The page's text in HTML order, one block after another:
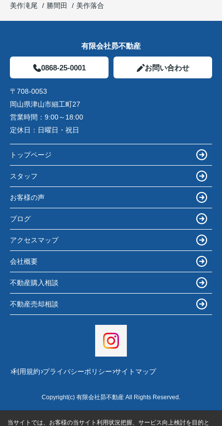
美作滝尾
勝間田 美作落合
有限会社昴不動産
0868-25-0001 お問い合わせ
〒708-0053
岡山県津山市細工町27
営業時間： 9:00～18:00
定休日： 日曜日・祝日
トップページ
スタッフ
お客様の声
ブログ
アクセスマップ
会社概要
不動産購入相談
不動産売却相談
利用規約 プライバシーポリシー サイトマップ
Copyright(c) 有限会社昴不動産 All Rights Reserved.
当サイトでは、お客様の当サイト利用状況把握、サービス向上検討を目的と